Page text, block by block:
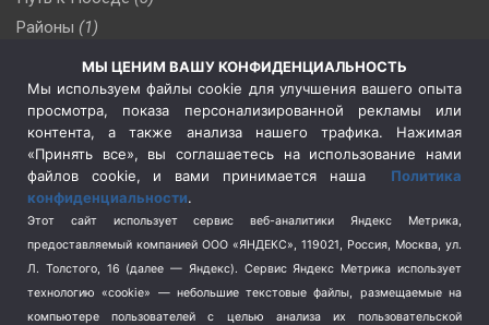
Районы (1)
(510)
Сельское хозяйство (3)
Социальная политика
(3)
Спецоперация в Украине
Спецоперация на Украине
(404)
Спорт (740)
Терроризм (1)
Транспорт (262)
МЫ ЦЕНИМ ВАШУ КОНФИДЕНЦИАЛЬНОСТЬ
Мы используем файлы cookie для улучшения вашего опыта
просмотра, показа персонализированной рекламы или
контента, а также анализа нашего трафика. Нажимая
«Принять все», вы соглашаетесь на использование нами
файлов cookie, и вами принимается наша Политика
конфиденциальности.
Этот сайт использует сервис веб-аналитики Яндекс Метрика,
предоставляемый компанией ООО «ЯНДЕКС», 119021, Россия, Москва, ул.
Л. Толстого, 16 (далее — Яндекс). Сервис Яндекс Метрика использует
технологию «cookie» — небольшие текстовые файлы, размещаемые на
компьютере пользователей с целью анализа их пользовательской